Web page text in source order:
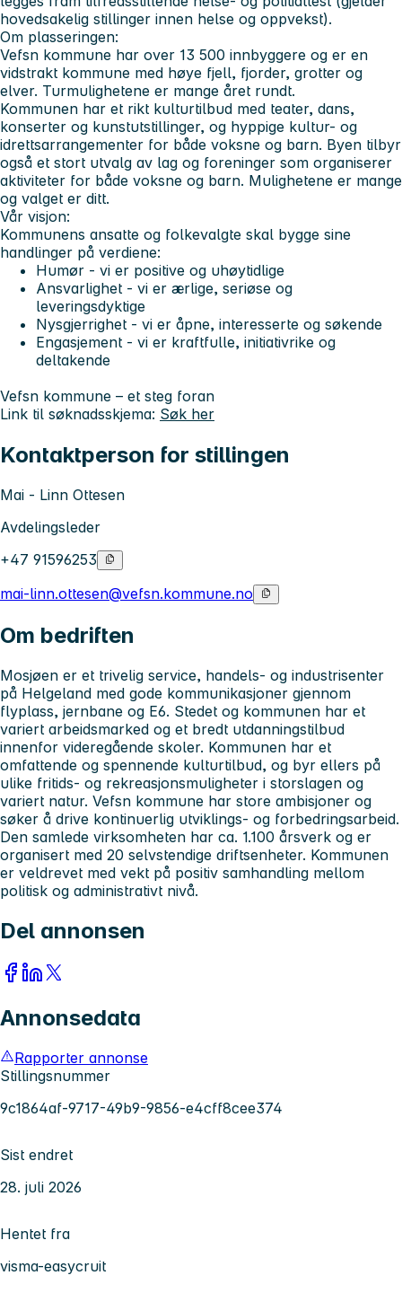
hovedsakelig stillinger innen helse og oppvekst).
Om plasseringen:
Vefsn kommune har over 13 500 innbyggere og er en
vidstrakt kommune med høye fjell, fjorder, grotter og
elver. Turmulighetene er mange året rundt.
Kommunen har et rikt kulturtilbud med teater, dans,
konserter og kunstutstillinger, og hyppige kultur- og
idrettsarrangementer for både voksne og barn. Byen tilbyr
også et stort utvalg av lag og foreninger som organiserer
aktiviteter for både voksne og barn. Mulighetene er mange
og valget er ditt.
Vår visjon:
Kommunens ansatte og folkevalgte skal bygge sine
handlinger på verdiene:
Humør - vi er positive og uhøytidlige
Ansvarlighet - vi er ærlige, seriøse og
leveringsdyktige
Nysgjerrighet - vi er åpne, interesserte og søkende
Engasjement - vi er kraftfulle, initiativrike og
deltakende
Vefsn kommune – et steg foran
Link til søknadsskjema: Søk her
Kontaktperson for stillingen
Mai - Linn Ottesen
Avdelingsleder
+47 91596253
mai-linn.ottesen@vefsn.kommune.no
Om bedriften
Mosjøen er et trivelig service, handels- og industrisenter
på Helgeland med gode kommunikasjoner gjennom
flyplass, jernbane og E6. Stedet og kommunen har et
variert arbeidsmarked og et bredt utdanningstilbud
innenfor videregående skoler. Kommunen har et
omfattende og spennende kulturtilbud, og byr ellers på
ulike fritids- og rekreasjonsmuligheter i storslagen og
variert natur. Vefsn kommune har store ambisjoner og
søker å drive kontinuerlig utviklings- og forbedringsarbeid.
Den samlede virksomheten har ca. 1.100 årsverk og er
organisert med 20 selvstendige driftsenheter. Kommunen
er veldrevet med vekt på positiv samhandling mellom
politisk og administrativt nivå.
Del annonsen
Annonsedata
Rapporter annonse
Stillingsnummer
9c1864af-9717-49b9-9856-e4cff8cee374
Sist endret
28. juli 2026
Hentet fra
visma-easycruit